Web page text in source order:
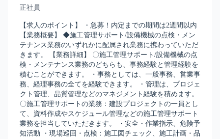
正社員
【求人のポイント】 ・急募！内定までの期間は2週間以内
【業務概要】 ◆施工管理サポート/設備機械の点検・メン
テナンス業務のいずれかに配属され業務に携わっていただ
きます。 【業務詳細】 〇施工管理サポート/設備機械の点
検・メンテナンス業務のどちらも、事務経験と管理経験を
積むことができます。 ・事務としては、一般事務、営業事
務、経理事務の全てを経験できます。 ・管理は、プロジェ
クト管理、品質管理などのマネジメント経験を積めます。
〇施工管理サポートの業務：建設プロジェクトの一員とし
て、資料作成やスケジュール管理などの施工管理サポート
業務を担当していただきます。 ・安全・作業指示、危険予
知活動 ・現場巡回・点検：施工図チェック、施工計画・品